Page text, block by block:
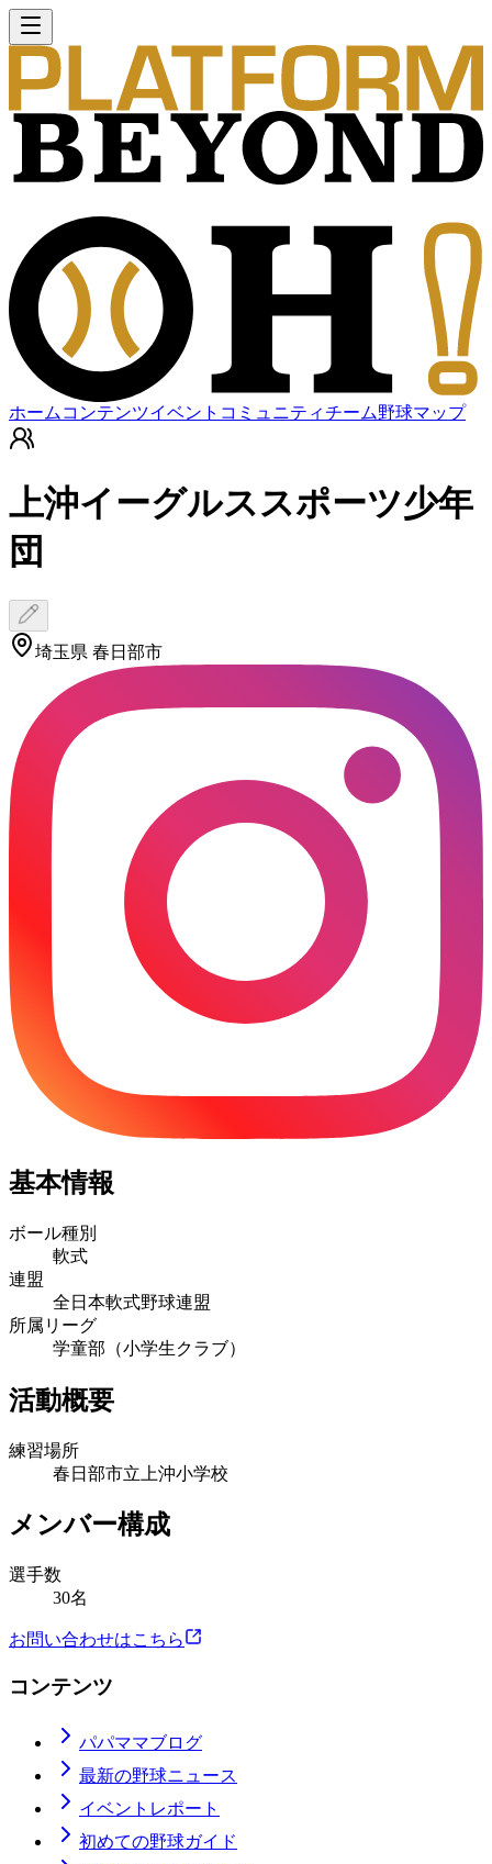
ホーム コンテンツイベント コミュニティチーム野球マップ
上沖イーグルススポーツ少年
団
埼玉県 春日部市
基本情報
ボール種別
軟式
連盟
全日本軟式野球連盟
所属リーグ
学童部（小学生クラブ）
活動概要
練習場所
春日部市立上沖小学校
メンバー構成
選手数
30名
お問い合わせはこちら
コンテンツ
パパママブログ
最新の野球ニュース
イベントレポート
初めての野球ガイド